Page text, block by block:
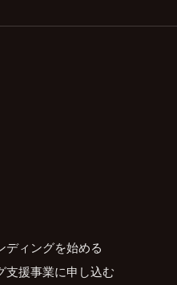
ディングを始める
支援事業に申し込む